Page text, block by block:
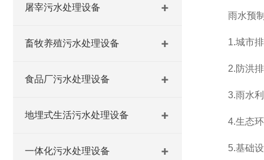
屠宰污水处理设备
畜牧养殖污水处理设备
食品厂污水处理设备
地埋式生活污水处理设备
一体化污水处理设备
雨水预制
1.城市排水
2.防洪排涝
3.雨水利用
4.生态环境
5.基础设施